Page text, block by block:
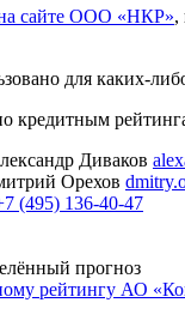
сайте ООО «НКР»,
для каких-
кредитным
Диваков
Орехов
(495) 136-40-47
прогноз
рейтингу АО